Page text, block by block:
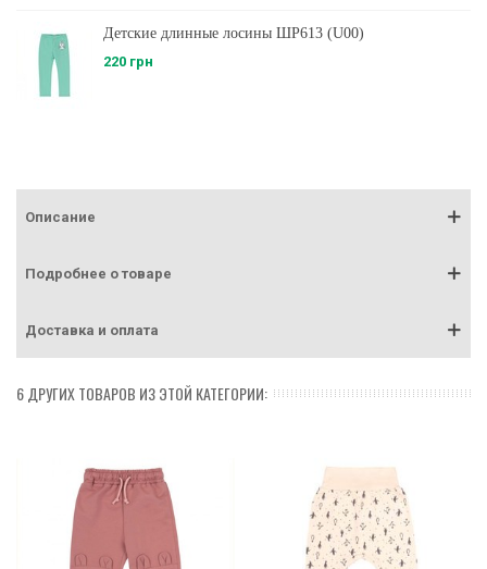
Детские длинные лосины ШР613 (U00)
220 грн
Описание
Подробнее о товаре
Доставка и оплата
6 ДРУГИХ ТОВАРОВ ИЗ ЭТОЙ КАТЕГОРИИ: